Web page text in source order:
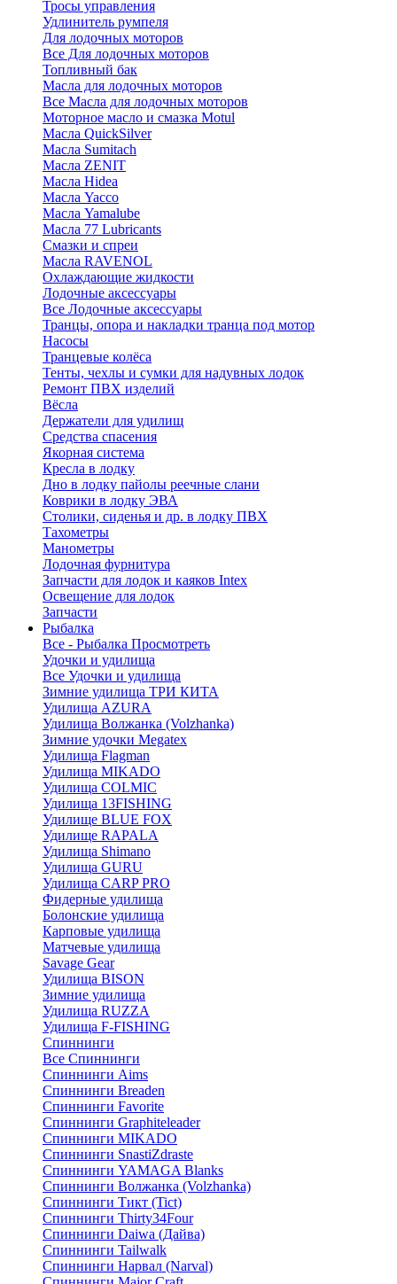
Тросы управления
Удлинитель румпеля
Для лодочных моторов
Все Для лодочных моторов
Топливный бак
Масла для лодочных моторов
Все Масла для лодочных моторов
Моторное масло и смазка Motul
Масла QuickSilver
Масла Sumitach
Масла ZENIT
Масла Hidea
Масла Yacco
Масла Yamalube
Масла 77 Lubricants
Смазки и спреи
Масла RAVENOL
Охлаждающие жидкости
Лодочные аксессуары
Все Лодочные аксессуары
Транцы, опора и накладки транца под мотор
Насосы
Транцевые колёса
Тенты, чехлы и сумки для надувных лодок
Ремонт ПВХ изделий
Вёсла
Держатели для удилищ
Средства спасения
Якорная система
Кресла в лодку
Дно в лодку пайолы реечные слани
Коврики в лодку ЭВА
Столики, сиденья и др. в лодку ПВХ
Тахометры
Манометры
Лодочная фурнитура
Запчасти для лодок и каяков Intex
Освещение для лодок
Запчасти
Рыбалка
Все - Рыбалка Просмотреть
Удочки и удилища
Все Удочки и удилища
Зимние удилища ТРИ КИТА
Удилища AZURA
Удилища Волжанка (Volzhanka)
Зимние удочки Megatex
Удилища Flagman
Удилища MIKADO
Удилища COLMIC
Удилища 13FISHING
Удилище BLUE FOX
Удилище RAPALA
Удилища Shimano
Удилища GURU
Удилища CARP PRO
Фидерные удилища
Болонские удилища
Карповые удилища
Матчевые удилища
Savage Gear
Удилища BISON
Зимние удилища
Удилища RUZZA
Удилища F-FISHING
Спиннинги
Все Спиннинги
Спиннинги Aims
Спиннинги Breaden
Спиннинги Favorite
Спиннинги Graphiteleader
Спиннинги MIKADO
Спиннинги SnastiZdraste
Спиннинги YAMAGA Blanks
Спиннинги Волжанка (Volzhanka)
Спиннинги Тикт (Tict)
Спиннинги Thirty34Four
Спиннинги Daiwa (Дайва)
Спиннинги Tailwalk
Спиннинги Нарвал (Narval)